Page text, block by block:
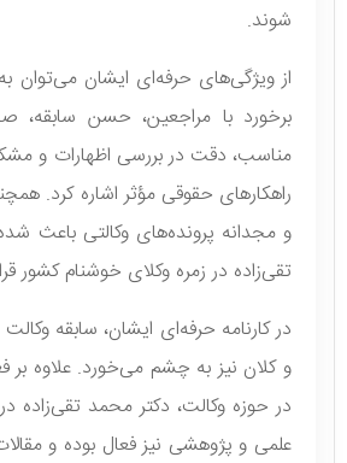
شوند.
از ویژگی‌های حرفه‌ای ایشان می‌توان
برخورد با مراجعین، حسن سابقه،
مناسب، دقت در بررسی اظهارات و
راهکارهای حقوقی مؤثر اشاره کرد.
و مجدانه پرونده‌های وکالتی باعث
تقی‌زاده در زمره وکلای خوشنام کشور
در کارنامه حرفه‌ای ایشان، سابقه
و کلان نیز به چشم می‌خورد. علاوه بر
در حوزه وکالت، دکتر محمد تقی‌زاده
علمی و پژوهشی نیز فعال بوده و